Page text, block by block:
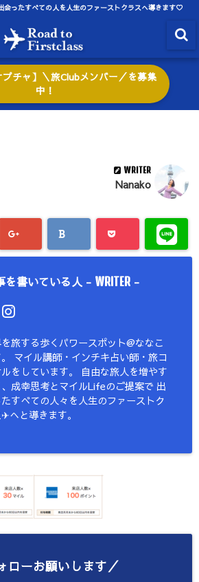
会ったすべての人を人生のファーストクラスへ導きます♡
プチャ】＼旅Clubメンバー／を募集
中！
WRITER
Nanako
を書いている人 - WRITER-
旅する歩くパワースポット@ななこ
マイル講師・インチキ占い師・旅コ
ルをしています。 自由な旅人を増やす
成幸思考とマイルLifeのご提案で 出
すべての人々を人生のファーストク
へと導きます。
ローお願いします／